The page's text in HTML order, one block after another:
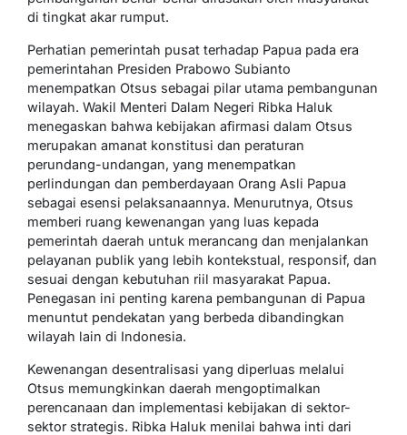
di tingkat akar rumput.
Perhatian pemerintah pusat terhadap Papua pada era
pemerintahan Presiden Prabowo Subianto
menempatkan Otsus sebagai pilar utama pembangunan
wilayah. Wakil Menteri Dalam Negeri Ribka Haluk
menegaskan bahwa kebijakan afirmasi dalam Otsus
merupakan amanat konstitusi dan peraturan
perundang-undangan, yang menempatkan
perlindungan dan pemberdayaan Orang Asli Papua
sebagai esensi pelaksanaannya. Menurutnya, Otsus
memberi ruang kewenangan yang luas kepada
pemerintah daerah untuk merancang dan menjalankan
pelayanan publik yang lebih kontekstual, responsif, dan
sesuai dengan kebutuhan riil masyarakat Papua.
Penegasan ini penting karena pembangunan di Papua
menuntut pendekatan yang berbeda dibandingkan
wilayah lain di Indonesia.
Kewenangan desentralisasi yang diperluas melalui
Otsus memungkinkan daerah mengoptimalkan
perencanaan dan implementasi kebijakan di sektor-
sektor strategis. Ribka Haluk menilai bahwa inti dari